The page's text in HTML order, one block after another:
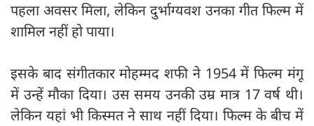
पहला अवसर मिला, लेकिन दुर्भाग्यवश उनका गीत फिल्म में
शामिल नहीं हो पाया।
इसके बाद संगीतकार मोहम्मद शफी ने 1954 में फिल्म मंगू
में उन्हें मौका दिया। उस समय उनकी उम्र मात्र 17 वर्ष थी।
लेकिन यहां भी किस्मत ने साथ नहीं दिया। फिल्म के बीच में